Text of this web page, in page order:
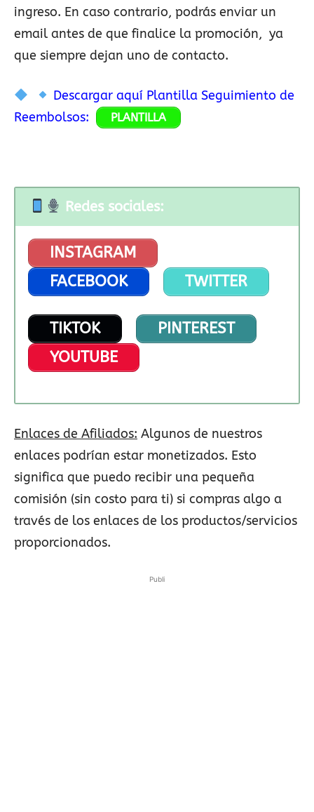
ingreso. En caso contrario, podrás enviar un
email antes de que finalice la promoción, ya
que siempre dejan uno de contacto.
Descargar aquí Plantilla Seguimiento de
Reembolsos:
PLANTILLA
Redes sociales:
INSTAGRAM
FACEBOOK
TWITTER
TIKTOK
PINTEREST
YOUTUBE
Enlaces de Afiliados: Algunos de nuestros
enlaces podrían estar monetizados. Esto
significa que puedo recibir una pequeña
comisión (sin costo para ti) si compras algo a
través de los enlaces de los productos/servicios
proporcionados.
Publi